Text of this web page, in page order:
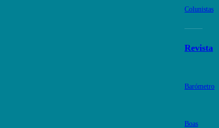
Colunistas
Revista
Barómetro
Boas